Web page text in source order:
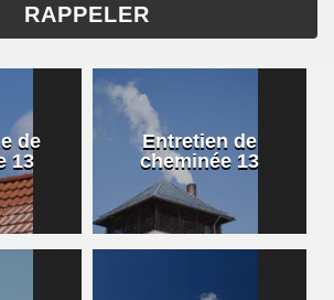
de
13
Entretien de
cheminée 13